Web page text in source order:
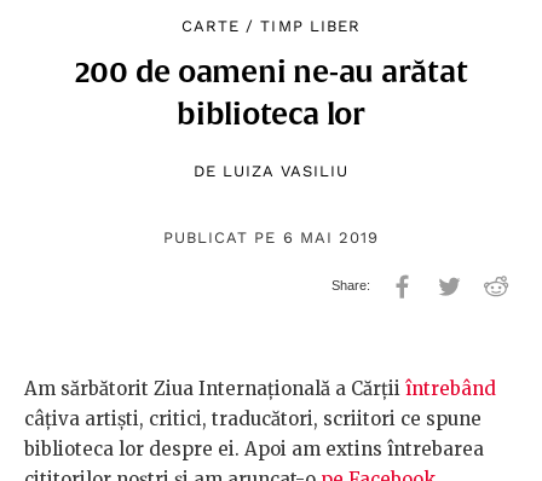
CARTE /TIMP LIBER
200 de oameni ne-au arătat
biblioteca lor
DE LUIZA VASILIU
PUBLICAT PE 6 MAI 2019
Am sărbătorit Ziua Internațională a Cărții întrebând
câțiva artiști, critici, traducători, scriitori ce spune
biblioteca lor despre ei. Apoi am extins întrebarea